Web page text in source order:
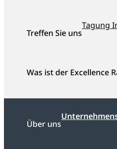
Treffen Sie uns
Tagung
Was ist der Excellence
Über uns